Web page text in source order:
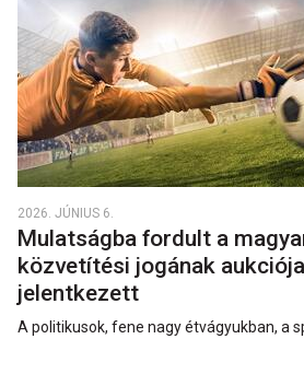
2026. JÚNIUS 6.
Mulatságba fordult a
közvetítési jogának
jelentkezett
A politikusok, fene nagy étvágyukban, a